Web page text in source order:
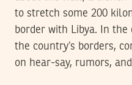
to stretch some 200
border with Libya. In
the country’s borders,
on hear-say, rumors,